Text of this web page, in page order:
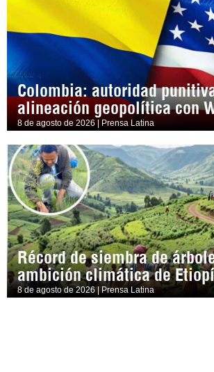
Colombia: autoridad
alineación geopolítica con
8 de agosto de 2026 | Prensa Latina
Récord de siembra de
ambición climática de
8 de agosto de 2026 | Prensa Latina